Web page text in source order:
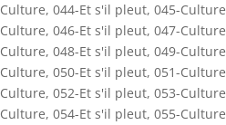
Culture, 044-Et s'il pleut, 045-Culture
Culture, 046-Et s'il pleut, 047-Culture
Culture, 048-Et s'il pleut, 049-Culture
Culture, 050-Et s'il pleut, 051-Culture
Culture, 052-Et s'il pleut, 053-Culture
Culture, 054-Et s'il pleut, 055-Culture